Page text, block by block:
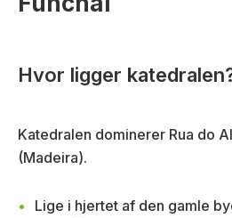
Hvor ligger
Katedralen dominerer Rua do
(Madeira).
Lige i hjertet af den gamle